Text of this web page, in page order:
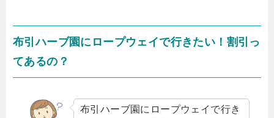
布引ハーブ園にロープウェイで行きたい！割引っ
てあるの？
布引ハーブ園にロープウェイで行き